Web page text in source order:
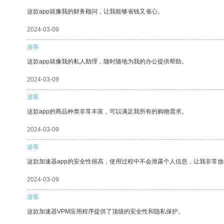
这款app就像我的财务顾问，让我能够省钱又省心。
2024-03-09
游客
这款app就像我的私人助理，随时随地为我的办公提供帮助。
2024-03-09
游客
这款app的商品种类非常丰富，可以满足我所有的购物需求。
2024-03-09
游客
这款加速器app的安全性很高，使用过程中不会泄露个人信息，让我非常
2024-03-09
游客
这款加速器VPM应用程序提供了顶级的安全性和隐私保护。